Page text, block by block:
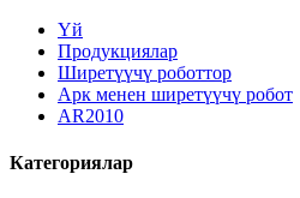
Үй
Продукциялар
Ширетүүчү роботтор
Арк менен ширетүүчү робот
AR2010
Категориялар